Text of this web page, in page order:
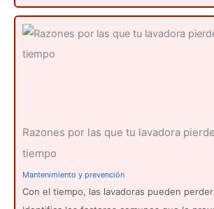
Razones por las que tu lavadora
tiempo
Mantenimiento y prevención
Con el tiempo, las lavadoras pueden